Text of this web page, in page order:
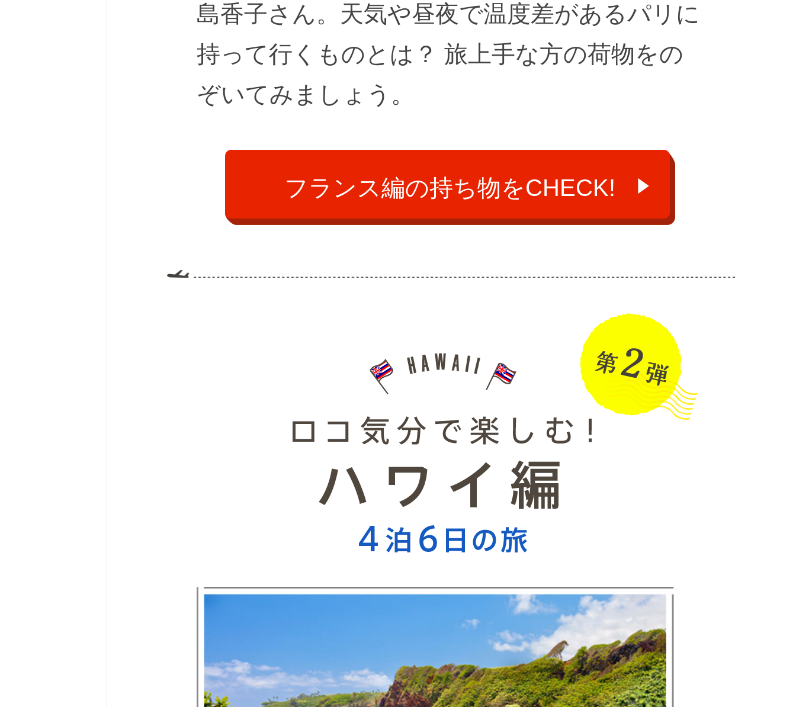
島香子さん。天気や昼夜で温度差があるパリに
持って行くものとは？ 旅上手な方の荷物をの
ぞいてみましょう。
フランス編の持ち物をCHECK!